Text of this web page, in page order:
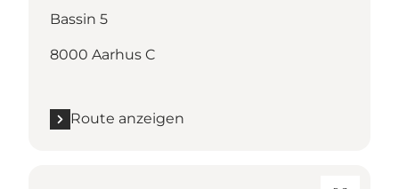
Bassin 5
8000 Aarhus C
Route anzeigen